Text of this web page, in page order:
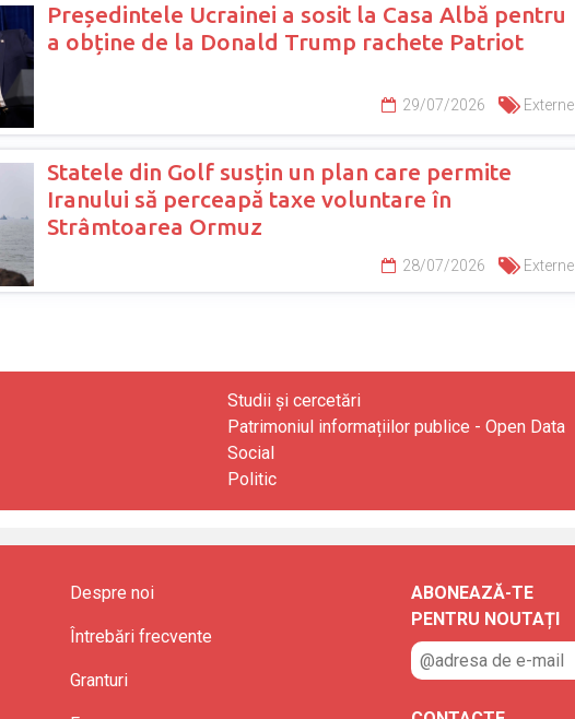
Președintele Ucrainei a sosit la Casa Albă pentru
a obține de la Donald Trump rachete Patriot
29/07/2026 Externe
Statele din Golf susțin un plan care permite
Iranului să perceapă taxe voluntare în
Strâmtoarea Ormuz
28/07/2026 Externe
Studii și cercetări
Patrimoniul informațiilor publice - Open Data
Social
Politic
Despre noi
Întrebări frecvente
Granturi
ABONEAZĂ-TE
PENTRU NOUTAȚI